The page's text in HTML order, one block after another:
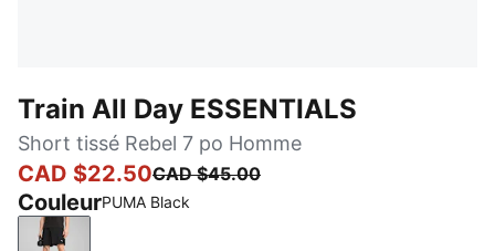
Train All Day ESSENTIALS
Short tissé Rebel 7 po Homme
CAD $22.50CAD $45.00
CouleurPUMA Black